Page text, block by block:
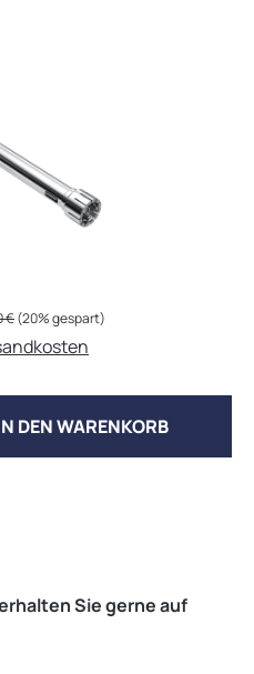
Preis:
€(20% gespart)
den gewünschten
DEN WARENKORB
Sie gerne auf